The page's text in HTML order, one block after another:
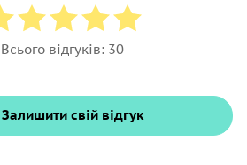
Всього відгуків: 30
Залишити свій відгук